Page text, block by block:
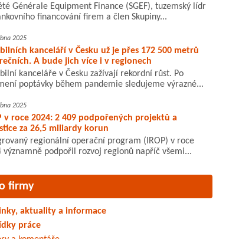
Générale Equipment Finance (SGEF), tuzemský lídr
financování firem a člen Skupiny...
2025
kanceláří v Česku už je přes 172 500 metrů
A bude jich více i v regionech
kanceláře v Česku zažívají rekordní růst. Po
poptávky během pandemie sledujeme výrazné...
2025
v roce 2024: 2 409 podpořených projektů a
za 26,5 miliardy korun
regionální operační program (IROP) v roce
významně podpořil rozvoj regionů napříč všemi...
firmy
aktuality a informace
práce